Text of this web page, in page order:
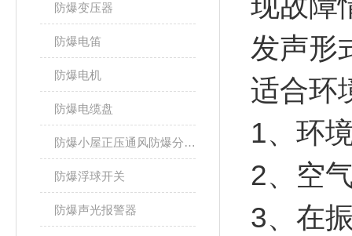
防爆变压器
防爆电笛
防爆电机
防爆电缆盘
防爆小屋正压通风防爆分析小屋
防爆浮球开关
防爆声光报警器
发声形
适合环
1、环
2、空
3、在